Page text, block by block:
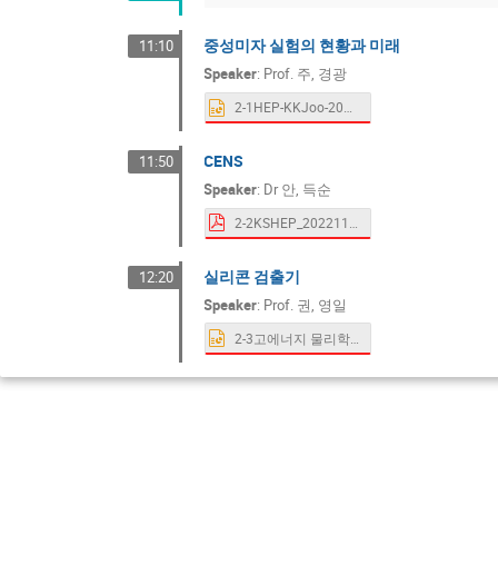
11:10 중성미자 실험의 현황과 미래
Speaker: Prof. 주, 경광
2-1HEP-KKJoo-20221119.pptx
11:50 CENS
Speaker: Dr안, 득순
12:20 실리콘 검출기
Speaker: Prof. 권, 영일
2-3고에너지 물리학회- 권 영일.pptx